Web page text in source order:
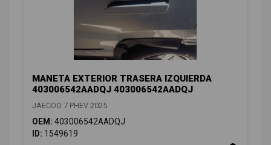
MANETA EXTERIOR TRASERA IZQUIERDA
403006542AADQJ 403006542AADQJ
JAECOO 7 PHEV 2025
OEM: 403006542AADQJ
ID: 1549619